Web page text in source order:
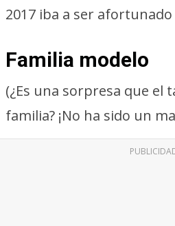
2017 iba a ser
Familia modelo
(¿Es una sorpresa que el
familia? ¡No ha sido un